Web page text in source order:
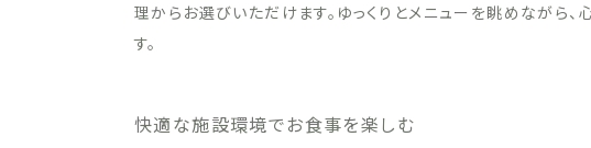
理からお選びいただけます。ゆっくりとメニューを眺めながら
す。
快適な施設環境でお食事を楽しむ